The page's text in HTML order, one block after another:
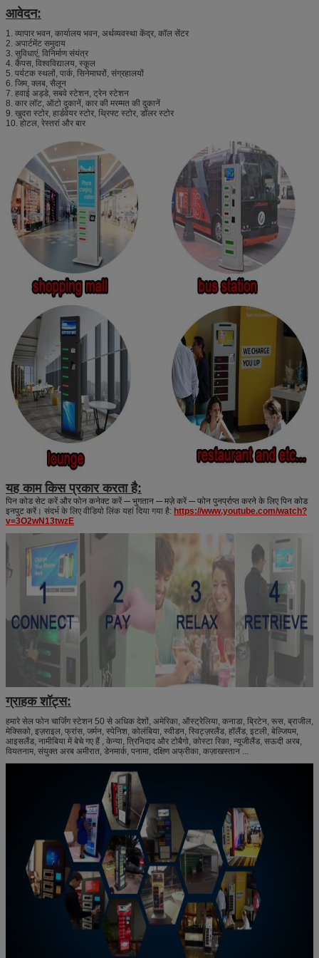
आवेदन:
1. व्यापार भवन, कार्यालय भवन, अर्थव्यवस्था केंद्र, कॉल सेंटर
2. अपार्टमेंट समुदाय
3. सुविधाएं, विनिर्माण संयंत्र
4. कैंपस, विश्वविद्यालय, स्कूल
5. पर्यटक स्थलों, पार्क, सिनेमाघरों, संग्रहालयों
6. जिम, क्लब, सैलून
7. हवाई अड्डे, सबवे स्टेशन, ट्रेन स्टेशन
8. कार लॉट, ऑटो दुकानें, कार की मरम्मत की दुकानें
9. खुदरा स्टोर, हार्डवेयर स्टोर, थ्रिफ्ट स्टोर, डॉलर स्टोर
10. होटल, रेस्तरां और बार
यह काम किस प्रकार करता है:
पिन कोड सेट करें और फोन कनेक्ट करें --- भुगतान --- मज़े करें --- फोन पुनर्प्राप्त करने के लिए पिन कोड
इनपुट करें। संदर्भ के लिए वीडियो लिंक यहां दिया गया है: https://www.youtube.com/watch?
v=3O2wN13twzE
ग्राहक शॉट्स:
हमारे सेल फोन चार्जिंग स्टेशन 50 से अधिक देशों, अमेरिका, ऑस्ट्रेलिया, कनाडा, ब्रिटेन, रूस, ब्राजील,
मेक्सिको, इज़राइल, फ्रांस, जर्मन, स्पेनिश, कोलंबिया, स्वीडन, स्विट्ज़रलैंड, हॉलैंड, इटली, बेल्जियम,
आइसलैंड, नामीबिया में बेचे गए हैं , केन्या, त्रिनिदाद और टोबैगो, कोस्टा रिका, न्यूजीलैंड, सऊदी अरब,
वियतनाम, संयुक्त अरब अमीरात, डेनमार्क, पनामा, दक्षिण अफ्रीका, कज़ाखस्तान ...